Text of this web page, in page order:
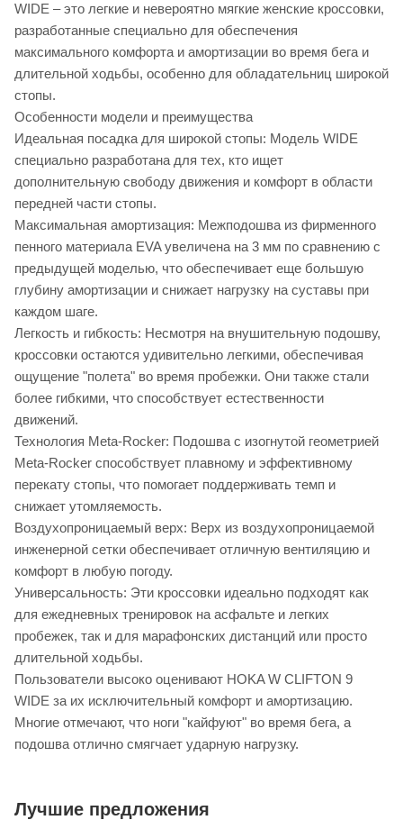
WIDE – это легкие и невероятно мягкие женские кроссовки,
разработанные специально для обеспечения
максимального комфорта и амортизации во время бега и
длительной ходьбы, особенно для обладательниц широкой
стопы.
Особенности модели и преимущества
Идеальная посадка для широкой стопы: Модель WIDE
специально разработана для тех, кто ищет
дополнительную свободу движения и комфорт в области
передней части стопы.
Максимальная амортизация: Межподошва из фирменного
пенного материала EVA увеличена на 3 мм по сравнению с
предыдущей моделью, что обеспечивает еще большую
глубину амортизации и снижает нагрузку на суставы при
каждом шаге.
Легкость и гибкость: Несмотря на внушительную подошву,
кроссовки остаются удивительно легкими, обеспечивая
ощущение "полета" во время пробежки. Они также стали
более гибкими, что способствует естественности
движений.
Технология Meta-Rocker: Подошва с изогнутой геометрией
Meta-Rocker способствует плавному и эффективному
перекату стопы, что помогает поддерживать темп и
снижает утомляемость.
Воздухопроницаемый верх: Верх из воздухопроницаемой
инженерной сетки обеспечивает отличную вентиляцию и
комфорт в любую погоду.
Универсальность: Эти кроссовки идеально подходят как
для ежедневных тренировок на асфальте и легких
пробежек, так и для марафонских дистанций или просто
длительной ходьбы.
Пользователи высоко оценивают HOKA W CLIFTON 9
WIDE за их исключительный комфорт и амортизацию.
Многие отмечают, что ноги "кайфуют" во время бега, а
подошва отлично смягчает ударную нагрузку.
Лучшие предложения